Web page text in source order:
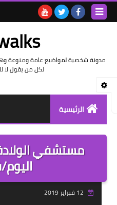
مدونة شخصية لمواضيع عامة ومنوعة
لكل من يقول لا
الرئيسية
مستشفي